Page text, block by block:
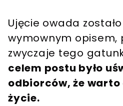
Ujęcie owada
wymownym opisem,
zwyczaje tego
celem postu było
odbiorców, że
życie.